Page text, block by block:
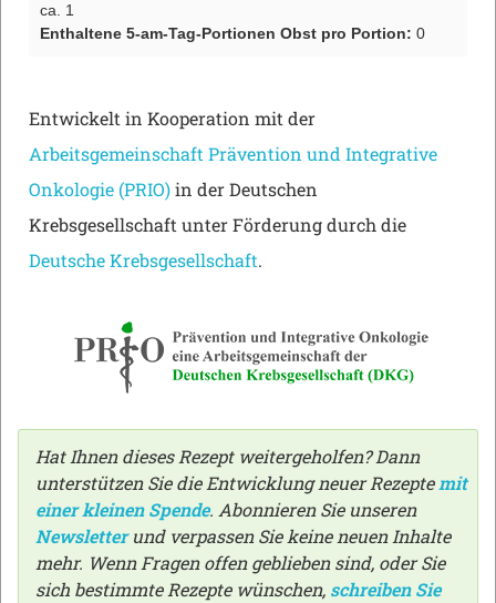
ca. 1
Enthaltene 5-am-Tag-Portionen Obst pro Portion: 0
Entwickelt in Kooperation mit der
Arbeitsgemeinschaft Prävention und Integrative
Onkologie (PRIO)in der Deutschen
Krebsgesellschaft unter Förderung durch die
Deutsche Krebsgesellschaft.
Hat Ihnen dieses Rezept weitergeholfen? Dann
unterstützen Sie die Entwicklung neuer Rezeptemit
einer kleinen Spende. Abonnieren Sie unseren
Newsletterund verpassen Sie keine neuen Inhalte
mehr. Wenn Fragen offen geblieben sind, oder Sie
sich bestimmte Rezepte wünschen, schreiben Sie